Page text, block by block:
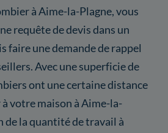
à Aime-la-Plagne, vous
requête de devis dans un
faire une demande de rappel
Avec une superficie de
ont une certaine distance
votre maison à Aime-la-
de la quantité de travail à